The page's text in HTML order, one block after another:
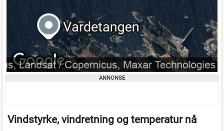
Vindstyrke, vindretning og temperatur nå